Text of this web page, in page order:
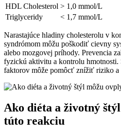
HDL Cholesterol > 1,0 mmol/L
Triglyceridy
< 1,7 mmol/L
Narastajúce hladiny cholesterolu v
syndrómom môžu poškodiť cievny
alebo mozgovej príhody. Prevencia
fyzickú aktivitu a kontrolu hmotnosti.
faktorov môže pomôcť znížiť riziko
Ako diéta a životný
túto reakciu